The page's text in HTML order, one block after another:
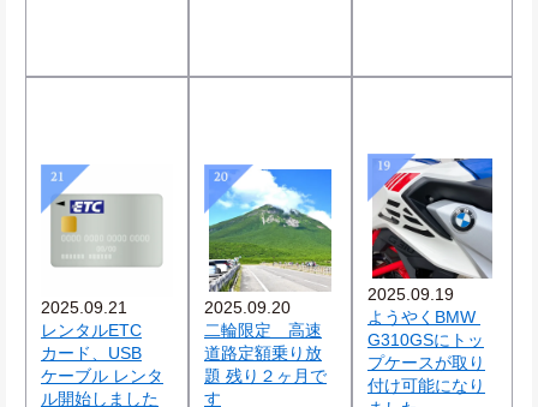
2025.09.21
レンタルETC
カード、USB
ケーブル レンタ
ル開始しました
2025.09.20
二輪限定　高速
道路定額乗り放
題 残り２ヶ月で
す
2025.09.19
ようやくBMW
G310GSにトッ
プケースが取り
付け可能になり